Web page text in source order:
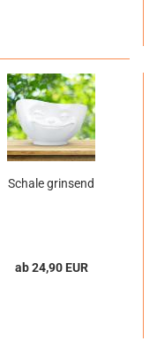
Schale grinsend
ab 24,90 EUR